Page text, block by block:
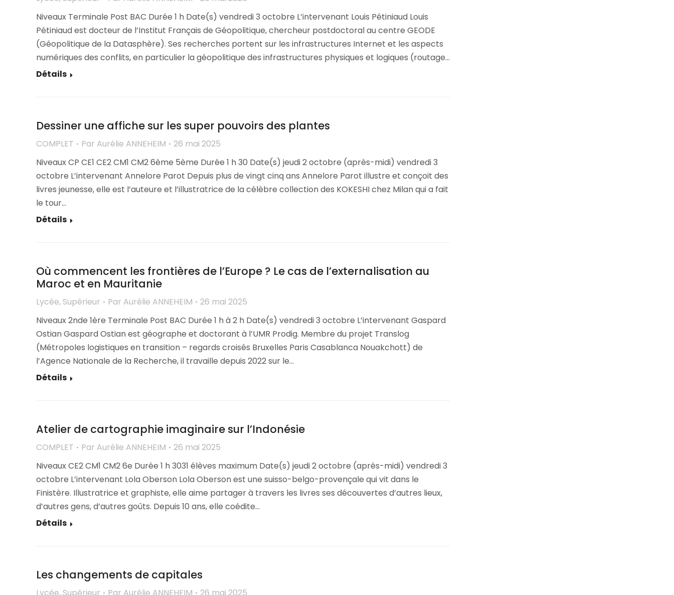
Niveaux Terminale Post BAC Durée 1 h Date(s) vendredi 3 octobre L’intervenant Louis Pétiniaud Louis
Pétiniaud est docteur de l’Institut Français de Géopolitique, chercheur postdoctoral au centre GEODE
(Géopolitique de la Datasphère). Ses recherches portent sur les infrastructures Internet et les aspects
numériques des conflits, en particulier la géopolitique des infrastructures physiques et logiques (routage…
Détails
Dessiner une affiche sur les super pouvoirs des plantes
COMPLET Par Aurélie ANNEHEIM
26 mai 2025
Niveaux CP CE1 CE2 CM1 CM2 6ème 5ème Durée 1 h 30 Date(s) jeudi 2 octobre (après-midi) vendredi 3
octobre L’intervenant Annelore Parot Depuis plus de vingt cinq ans Annelore Parot illustre et conçoit des
livres jeunesse, elle est l’auteure et l’illustratrice de la célèbre collection des KOKESHI chez Milan qui a fait
le tour…
Détails
Où commencent les frontières de l’Europe ? Le cas de l’externalisation au
Maroc et en Mauritanie
Lycée, Supérieur Par Aurélie ANNEHEIM
26 mai 2025
Niveaux 2nde 1ère Terminale Post BAC Durée 1 h à 2 h Date(s) vendredi 3 octobre L’intervenant Gaspard
Ostian Gaspard Ostian est géographe et doctorant à l’UMR Prodig. Membre du projet Translog
(Métropoles logistiques en transition – regards croisés Bruxelles Paris Casablanca Nouakchott) de
l’Agence Nationale de la Recherche, il travaille depuis 2022 sur le…
Détails
Atelier de cartographie imaginaire sur l’Indonésie
COMPLET Par Aurélie ANNEHEIM
26 mai 2025
Niveaux CE2 CM1 CM2 6e Durée 1 h 3031 élèves maximum Date(s) jeudi 2 octobre (après-midi) vendredi 3
octobre L’intervenant Lola Oberson Lola Oberson est une suisso-belgo-provençale qui vit dans le
Finistère. Illustratrice et graphiste, elle aime partager à travers les livres ses découvertes d’autres lieux,
d’autres gens, d’autres goûts. Depuis 10 ans, elle coédite…
Détails
Les changements de capitales